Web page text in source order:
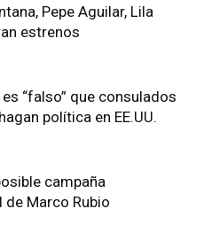
Pepe Aguilar, Lila
estrenos
“falso” que consulados
política en EE.UU.
campaña
de Marco Rubio